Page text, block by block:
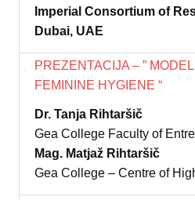
Imperial Consortium of
Dubai, UAE
PREZENTACIJA – ”
FEMININE HYGIENE “
Dr. Tanja Rihtaršič
Gea College Faculty of
Mag. Matjaž Rihtaršič
Gea College – Centre of